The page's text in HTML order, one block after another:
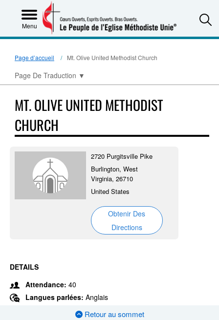
Menu
Page d’accueil Mt. Olive United Methodist Church
Page De Traduction ▼
MT. OLIVE UNITED METHODIST
CHURCH
2720 Purgitsville Pike
Burlington, West
Virginia, 26710
United States
Obtenir Des
Directions
DETAILS
Attendance: 40
Langues parlées: Anglais
Retour au sommet